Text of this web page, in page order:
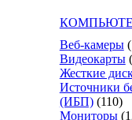
Веб-камеры
Видеокарты
Жесткие
Источники
(ИБП) (110)
Мониторы